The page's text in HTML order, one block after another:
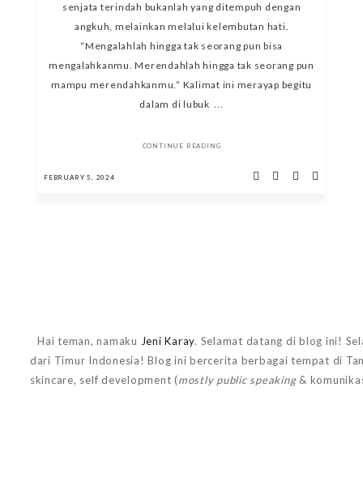
senjata terindah bukanlah yang ditempuh dengan
angkuh, melainkan melalui kelembutan hati.
“Mengalahlah hingga tak seorang pun bisa
mengalahkanmu. Merendahlah hingga tak seorang pun
mampu merendahkanmu.” Kalimat ini merayap begitu
dalam di lubuk ...
CONTINUE READING
FEBRUARY 5, 2024
Hai teman, namaku Jeni Karay. Selamat datang di blog ini!
dari Timur Indonesia! Blog ini bercerita berbagai tempat di
skincare, self development (mostly public speaking&